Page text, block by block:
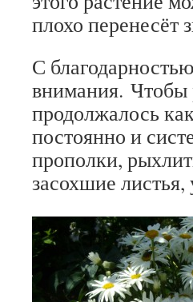
плохо перенесёт
С
внимания.
продолжалось
постоянно и
прополки,
засохшие